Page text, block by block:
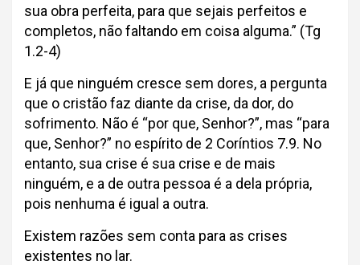
sua obra perfeita, para que sejais perfeitos e
completos, não faltando em coisa alguma.” (Tg
1.2-4)
E já que ninguém cresce sem dores, a pergunta
que o cristão faz diante da crise, da dor, do
sofrimento. Não é “por que, Senhor?”, mas “para
que, Senhor?” no espírito de 2 Coríntios 7.9. No
entanto, sua crise é sua crise e de mais
ninguém, e a de outra pessoa é a dela própria,
pois nenhuma é igual a outra.
Existem razões sem conta para as crises
existentes no lar.